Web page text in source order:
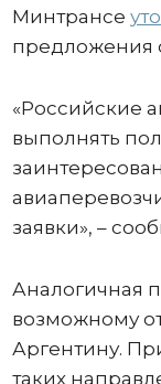
Минтрансе
предложения
«Российские
выполнять
заявки», –
Аналогичная
возможному
Аргентину.
таких